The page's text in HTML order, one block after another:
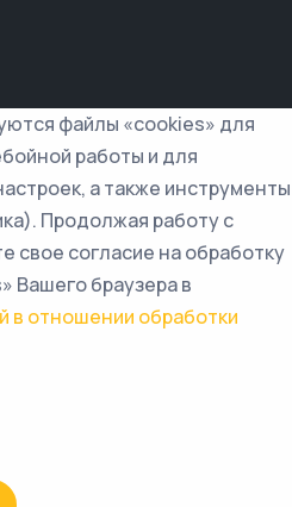
файлы «cookies» для
работы и для
а также инструменты
Продолжая работу с
свое согласие на обработку
Вашего браузера в
в отношении обработки